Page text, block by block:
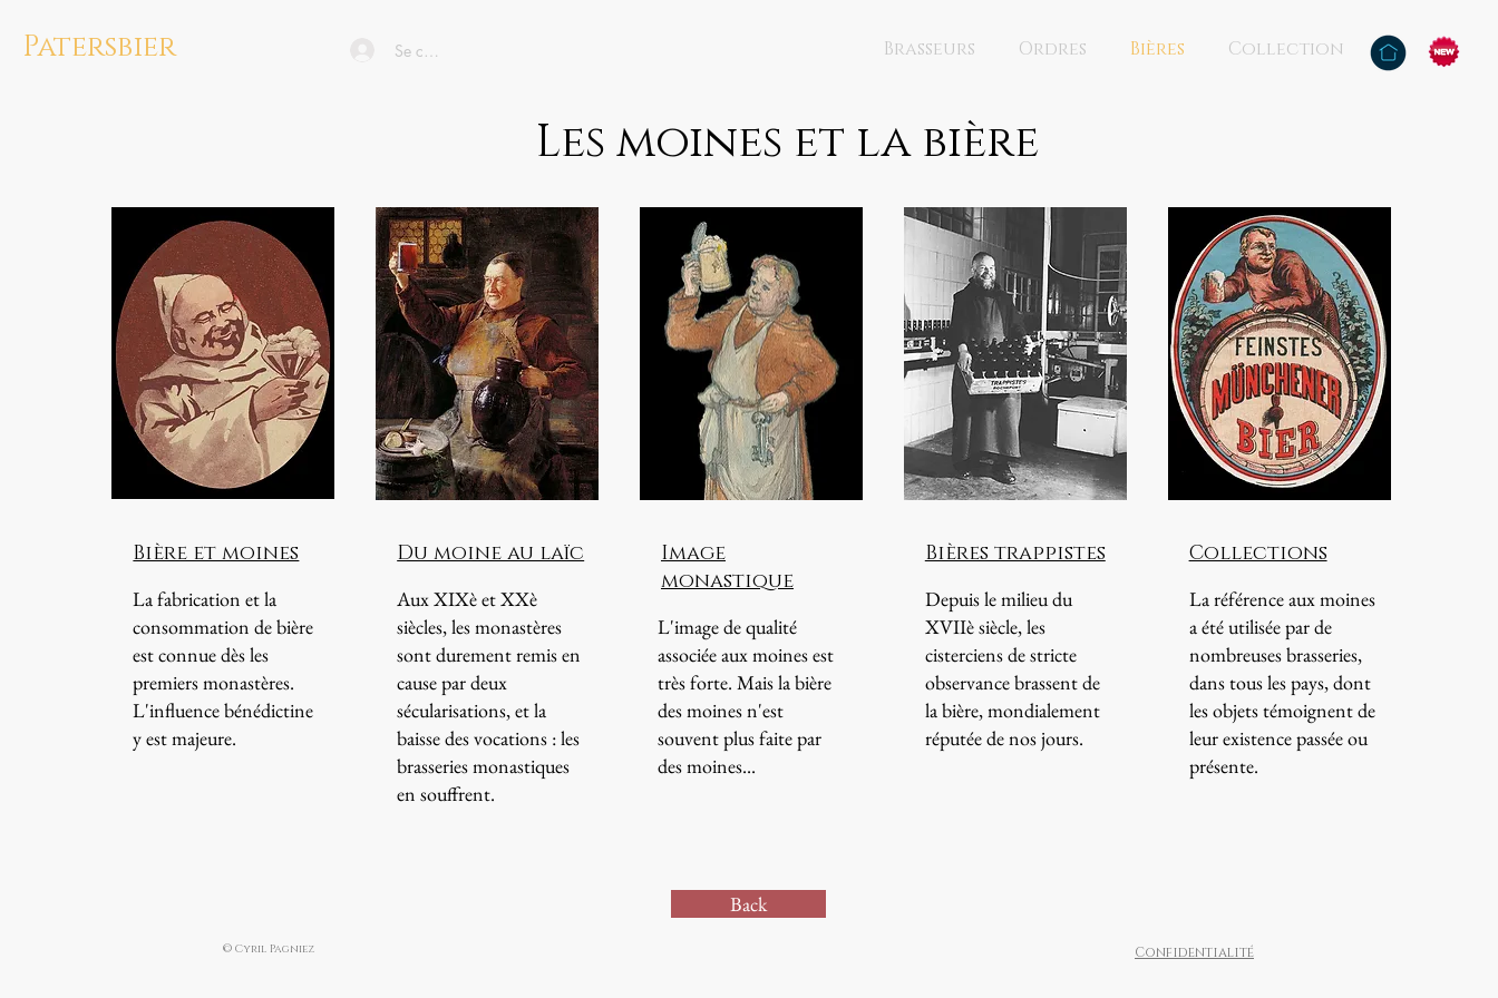
Patersbier Se connecter Brasseurs Ordres Bières Collection
Les moines et la bière
Bière et moines
La fabrication et la
consommation de bière
est connue dès les
premiers monastères.
L'influence bénédictine
y est majeure.
Du moine au laïc
Aux XIXè et XXè
siècles, les monastères
sont durement remis en
cause par deux
sécularisations, et la
baisse des vocations : les
brasseries monastiques
en souffrent.
Image
monastique
L'image de qualité
associée aux moines est
très forte. Mais la bière
des moines n'est
souvent plus faite par
des moines...
Bières trappistes
Depuis le milieu du
XVIIè siècle, les
cisterciens de stricte
observance brassent de
la bière, mondialement
réputée de nos jours.
Collections
La référence aux moines
a été utilisée par de
nombreuses brasseries,
dans tous les pays, dont
les objets témoignent de
leur existence passée ou
présente.
Back
© Cyril Pagniez Confidentialité